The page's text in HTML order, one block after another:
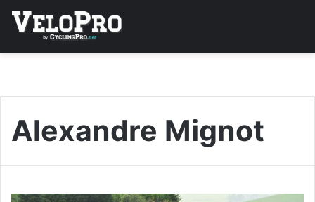
Alexandre Mignot